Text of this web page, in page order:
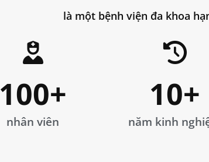
là một bệnh viện đa khoa
nhân viên
100+
năm kinh
10+